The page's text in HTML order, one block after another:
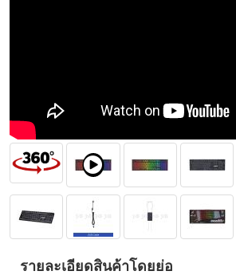
รายละเอียดสินค้าโดยย่อ